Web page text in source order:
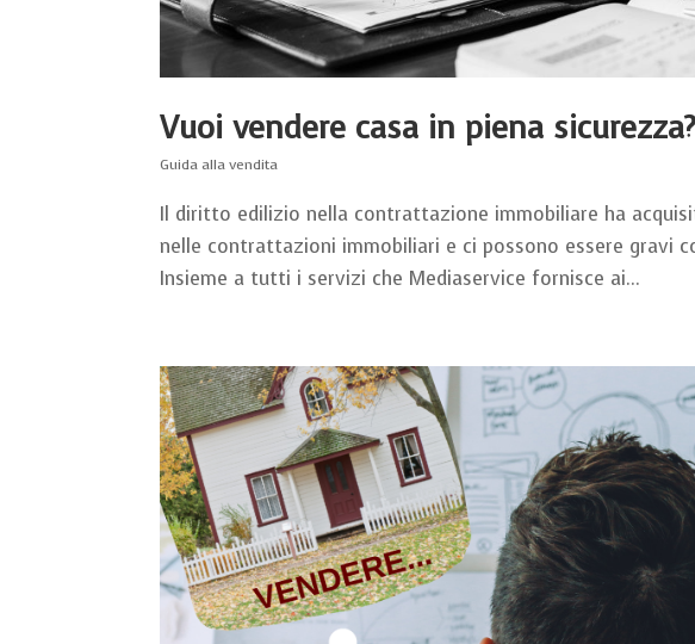
Vuoi vendere casa in piena sicurezza?
Guida alla vendita
Il diritto edilizio nella contrattazione immobiliare ha
nelle contrattazioni immobiliari e ci possono essere gravi
Insieme a tutti i servizi che Mediaservice fornisce ai...